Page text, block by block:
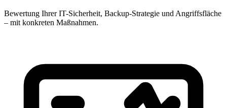
Bewertung Ihrer IT-Sicherheit, Backup-Strategie und Angriffsfläche
– mit konkreten Maßnahmen.